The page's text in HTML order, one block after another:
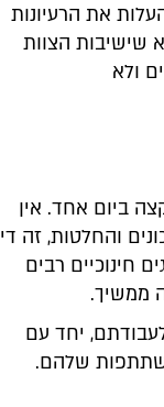
את הרעיונות
שישיבות הצוות
ולא
ביום אחד. אין
והחלטות, זה די
חינוכיים רבים
ממשיך.
יחד עם
שלהם.